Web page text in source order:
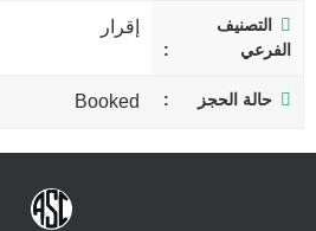
التصنيف
الفرعي
إقرار
حالة الحجز Booked